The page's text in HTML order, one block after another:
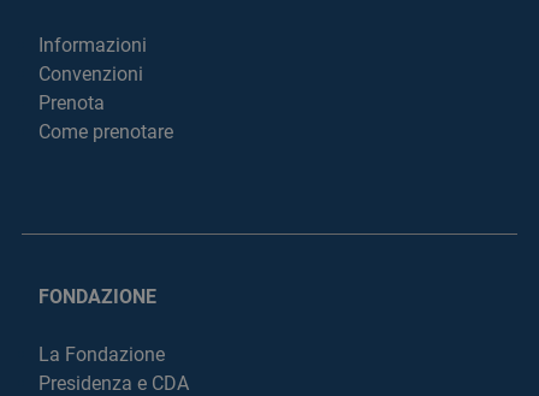
Informazioni
Convenzioni
Prenota
Come prenotare
FONDAZIONE
La Fondazione
Presidenza e CDA